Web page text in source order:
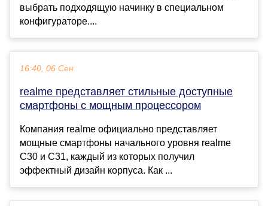
выбрать подходящую начинку в специальном
конфигураторе....
16:40, 06 Сен
realme представляет стильные доступные
смартфоны с мощным процессором
Компания realme официально представляет
мощные смартфоны начального уровня realme
C30 и C31, каждый из которых получил
эффектный дизайн корпуса. Как ...